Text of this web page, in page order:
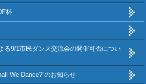
杯
る9/1市民ダンス交流会の開催可否につい
We Dance?”のお知らせ